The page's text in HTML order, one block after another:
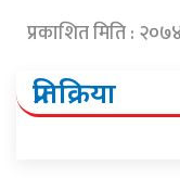
प्रकाशित मिति :
प्रतिक्रिया